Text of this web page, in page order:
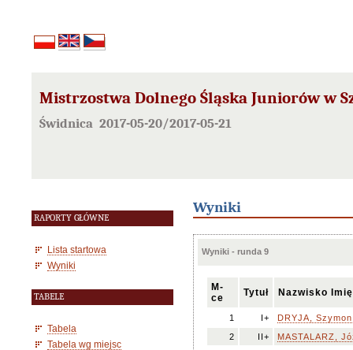
Mistrzostwa Dolnego Śląska Juniorów w
Świdnica 2017-05-20/2017-05-21
RAPORTY GŁÓWNE
Lista startowa
Wyniki
TABELE
Tabela
Tabela wg miejsc
Wyniki
Wyniki - runda 9
M-
ce
Tytuł Nazwisko Imię
1 I+
DRYJA, Szymon
2
II+ MASTALARZ,